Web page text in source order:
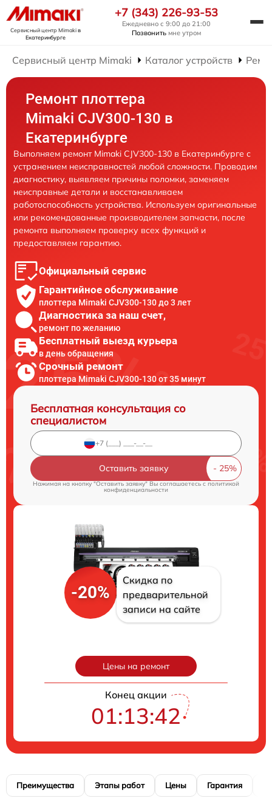
Сервисный центр Mimakiв
Екатеринбурге
+7 (343) 226-93-53
Ежедневно с 9:00 до 21:00
Позвонить мне утром
Сервисный центр Mimaki Каталог устройств
Ремонт плоттера
Mimaki CJV300-130 в
Екатеринбурге
Выполняем ремонт Mimaki CJV300-130 в Екатеринбурге с
устранением неисправностей любой сложности. Проводим
диагностику, выявляем причины поломки, заменяем
неисправные детали и восстанавливаем
работоспособность устройства. Используем оригинальные
или рекомендованные производителем запчасти, после
ремонта выполняем проверку всех функций и
предоставляем гарантию.
Официальный сервис
Гарантийное обслуживание
плоттера Mimaki CJV300-130 до 3 лет
Диагностика за наш счет,
ремонт по желанию
Бесплатный выезд курьера
в день обращения
Срочный ремонт
плоттера Mimaki CJV300-130 от 35 минут
Бесплатная консультация со
специалистом
Оставить заявку
Нажимая на кнопку "Оставить заявку" Вы соглашаетесь cполитикой
конфиденциальности
-20%
Скидка по
предварительной
записи на сайте
Цены на ремонт
Конец акции
01:13:41
Преимущества Этапы работ Цены Гарантия